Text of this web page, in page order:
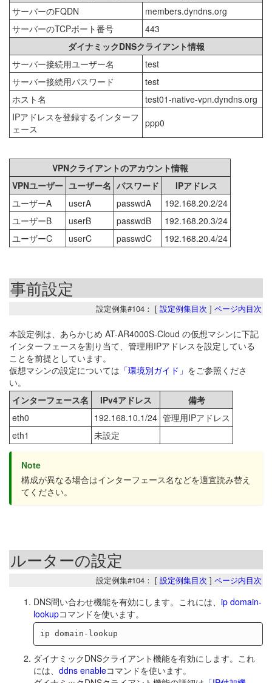
サーバーのFQDN
members.dyndns.org
サーバーのTCPポート番号
443
ダイナミックDNSクライアント情報
サーバー接続用ユーザー名
test
サーバー接続用パスワード
test
ホスト名
test01-native-vpn.dyndns.org
IPアドレスを登録するインターフ
ェース
ppp0
VPNクライアントのアカウント情報
VPNユーザー ユーザー名 パスワード
IPアドレス
ユーザーA
userA passwdA
192.168.20.2/24
ユーザーB
userB passwdB
192.168.20.3/24
ユーザーC
userC passwdC 192.168.20.4/24
事前設定
設定例集#104： [ 設定例集目次 ] ページ内目次
本設定例は、あらかじめ AT-AR4000S-Cloud の仮想マシンに下記
インターフェースを割り当て、管理用IPアドレスを設定している
ことを前提としています。
仮想マシンの設定については 「環境別ガイド」 をご参照くださ
い。
インターフェース名
IPv4アドレス
備考
eth0
192.168.10.1/24 管理用IPアドレス
eth1
未設定
Note
構成が異なる場合はインターフェース名などを適宜読み替え
てください。
ルーターの設定
設定例集#104： [ 設定例集目次 ] ページ内目次
DNS問い合わせ機能を有効にします。これには、 ip domain-
lookupコマンドを使います。
ダイナミックDNSクライアント機能を有効にします。これ
には、 ddns enableコマンドを使います。